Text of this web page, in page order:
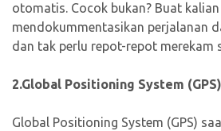
otomatis. Cocok bukan? Buat
mendokummentasikan perjalanan
dan tak perlu repot-repot merekam
2.Global Positioning System (GPS)
Global Positioning System (GPS)